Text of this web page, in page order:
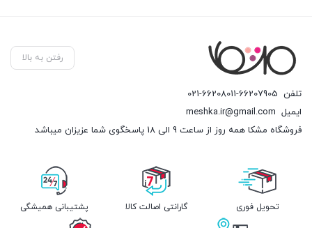
رفتن به بالا
تلفن 021-66208011-66207905
ایمیل meshka.ir@gmail.com
فروشگاه مشکا همه روز از ساعت 9 الی 18 پاسخگوی شما عزیزان میباشد
تحویل فوری گارانتی اصالت کالا پشتیبانی همیشگی